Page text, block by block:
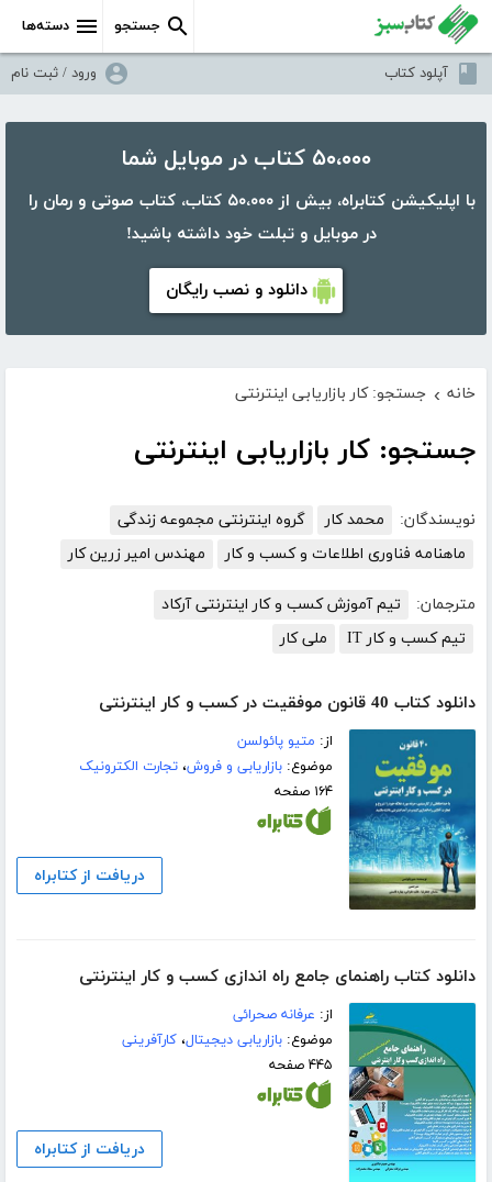
دسته‌ها جستجو
آپلود کتاب ورود / ثبت نام
۵۰،۰۰۰ کتاب در موبایل شما
با اپلیکیشن کتابراه، بیش از ۵۰،۰۰۰ کتاب، کتاب صوتی و رمان را
در موبایل و تبلت خود داشته باشید!
دانلود و نصب رایگان
خانه › جستجو: کار بازاریابی اینترنتی
جستجو: کار بازاریابی اینترنتی
نویسندگان: محمد کار
گروه اینترنتی مجموعه زندگی
ماهنامه فناوری اطلاعات و کسب و کار
مهندس امیر زرین کار
مترجمان:
تیم آموزش کسب و کار اینترنتی آرکاد
تیم کسب و کار IT
ملی کار
دانلود کتاب 40 قانون موفقیت در کسب و کار اینترنتی
از: متیو پائولسن
موضوع:بازاریابی و فروش،تجارت الکترونیک
۱۶۴ صفحه
دریافت از کتابراه
دانلود کتاب راهنمای جامع راه اندازی کسب و کار اینترنتی
از: عرفانه صحرائی
موضوع:بازاریابی دیجیتال،کارآفرینی
۴۴۵ صفحه
دریافت از کتابراه